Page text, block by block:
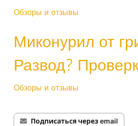
Обзоры и отзывы
Миконурил от
Развод?
Обзоры и отзывы
Подписаться через email